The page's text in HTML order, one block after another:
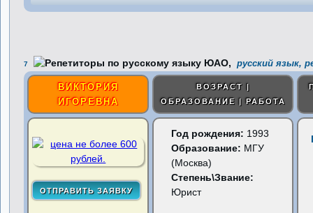
7 русский язык,
ВИКТОРИЯ
ИГОРЕВНА
ВОЗРАСТ |
ОБРАЗОВАНИЕ | РАБОТА
Год рождения: 1993
Образование: МГУ
(Москва)
Степень\Звание:
Юрист